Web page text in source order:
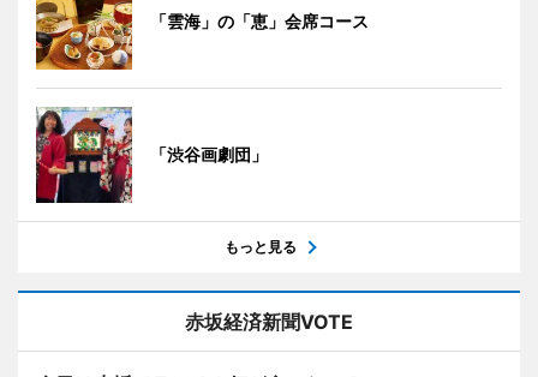
「雲海」の「恵」会席コース
「渋谷画劇団」
もっと見る
赤坂経済新聞VOTE